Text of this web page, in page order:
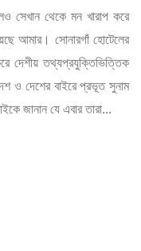
সেখান থেকে মন খারাপ করে
আমার। সোনারগাঁ হোটেলের
দেশীয় তথ্যপ্রযুক্তিভিত্তিক
ও দেশের বাইরে প্রভূত সুনাম
জানান যে এবার তারা...